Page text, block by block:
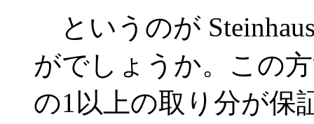
というのが
がでしょうか。この
の1以上の取り分が保